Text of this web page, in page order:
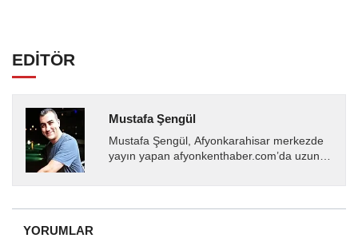
EDİTÖR
Mustafa Şengül
Mustafa Şengül, Afyonkarahisar merkezde
yayın yapan afyonkenthaber.com’da uzun
almakta, haber akışı...
YORUMLAR